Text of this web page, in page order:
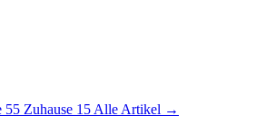
55 Zuhause 15 Alle Artikel →